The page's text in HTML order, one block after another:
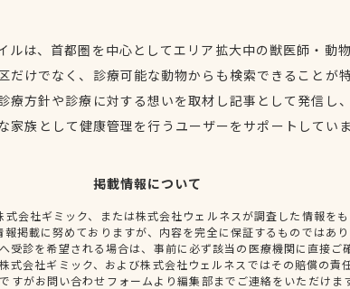
ルは、首都圏を中心としてエリア拡大中の獣医師・動
だけでなく、診療可能な動物からも検索できることが
療方針や診療に対する想いを取材し記事として発信し
家族として健康管理を行うユーザーをサポートしてい
掲載情報について
会社ギミック、または株式会社ウェルネスが調査した情報を
報掲載に努めておりますが、内容を完全に保証するものではあ
受診を希望される場合は、事前に必ず該当の医療機関に直接ご
式会社ギミック、および株式会社ウェルネスではその賠償の責
すがお問い合わせフォームより編集部までご連絡をいただけま